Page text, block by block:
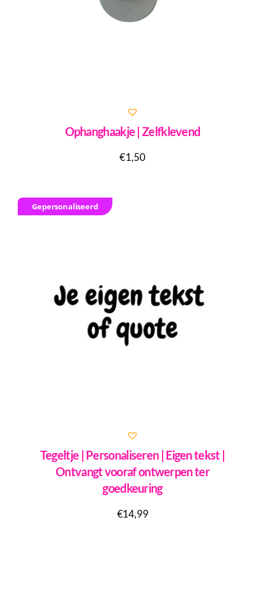
Ophanghaakje | Zelfklevend
€1,50
Gepersonaliseerd
Tegeltje | Personaliseren | Eigen tekst |
Ontvangt vooraf ontwerpen ter
goedkeuring
€14,99